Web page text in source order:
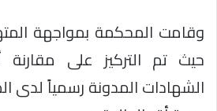
وقامت المحكمة بمواجهة
حيث تم التركيز على
الشهادات المدونة رسمياً لدى